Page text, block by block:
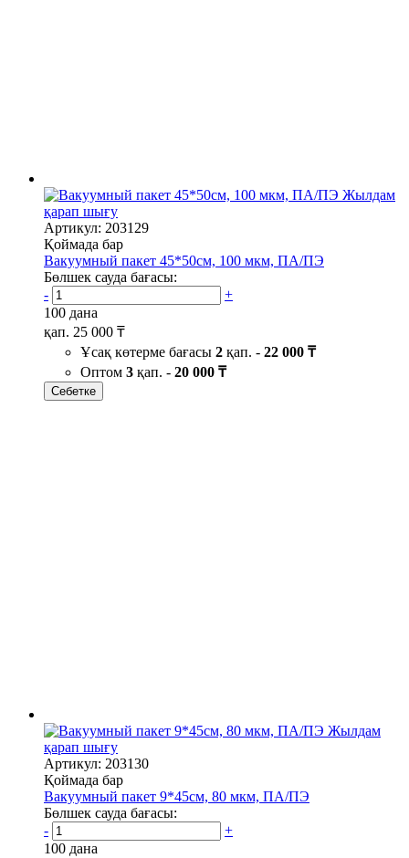
Жылдам
қарап шығу
Артикул: 203129
Қоймада бар
Вакуумный пакет 45*50см, 100 мкм, ПА/ПЭ
Бөлшек сауда бағасы:
-
+
100 дана
қап. 25 000 ₸
Ұсақ көтерме бағасы 2 қап. - 22 000 ₸
Оптом 3 қап. - 20 000 ₸
Себетке
Жылдам
қарап шығу
Артикул: 203130
Қоймада бар
Вакуумный пакет 9*45см, 80 мкм, ПА/ПЭ
Бөлшек сауда бағасы:
-
+
100 дана